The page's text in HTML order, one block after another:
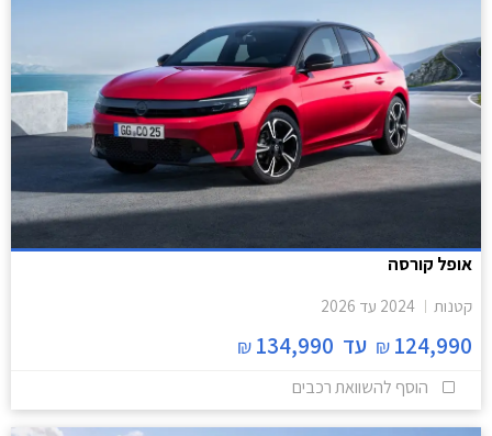
אופל קורסה
קטנות 2024 עד 2026
124,990
₪ עד 134,990
₪
הוסף להשוואת רכבים